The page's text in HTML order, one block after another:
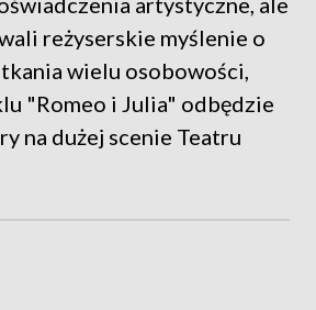
reżyserskie myślenie o
wielu osobowości,
"Romeo i Julia" odbędzie
na dużej scenie Teatru